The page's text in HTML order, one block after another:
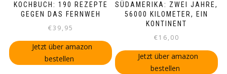
OCHBUCH: 190 REZEPTE G
EGEN DAS FERNWEH
€39,95
Jetzt über amazon
bestellen
SÜDAMERIKA: ZWEI JAHRE,
56000 KILOMETER, EIN
KONTINENT
€16,00
Jetzt über amazon
bestellen